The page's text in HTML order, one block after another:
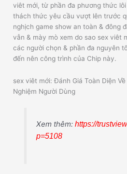
viêt mới, từ phần đa phương thức
thách thức yêu cầu vượt lên trước
nghịch game show an toàn & đông
vẫn & mày mò xem do sao sex viêt
các người chọn & phần đa nguyên
đến nên công trình của Chip này.
sex viêt mới: Đánh Giá Toàn Diện Về
Nghiệm Người Dùng
Xem thêm: https://
p=5108